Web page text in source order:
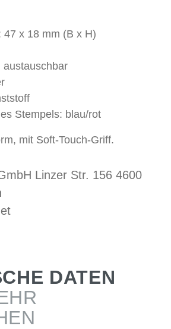
x 18 mm (B x H)
austauschbar
Stempels: blau/rot
mit Soft-Touch-Griff.
Linzer Str. 156 4600
DATEN